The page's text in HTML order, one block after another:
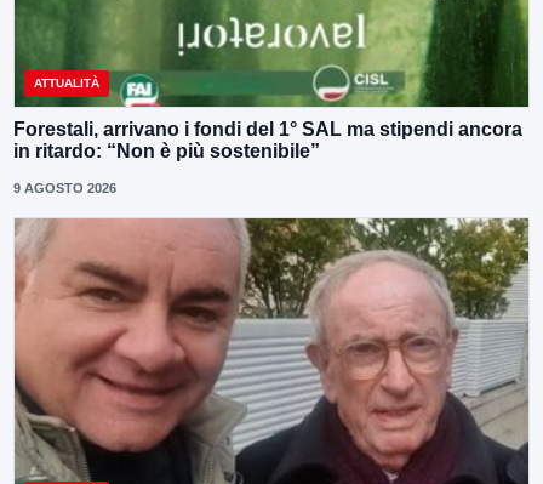
ATTUALITÀ
Forestali, arrivano i fondi del 1° SAL ma stipendi ancora
in ritardo: “Non è più sostenibile”
9 AGOSTO 2026